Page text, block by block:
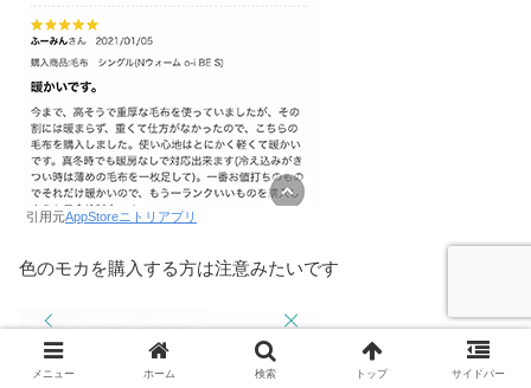
引用元AppStoreニトリアプリ
色のモカを購入する方は注意みたいです
メニュー ホーム 検索 トップ サイドバー